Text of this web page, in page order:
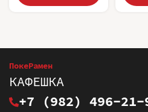
ПокеРамен
КАФЕШКА
+7 (982) 496-21-